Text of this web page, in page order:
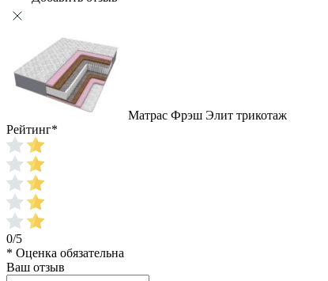
Матрас Фрэш Элит трикотаж
Рейтинг*
0/5
* Оценка обязательна
Ваш отзыв